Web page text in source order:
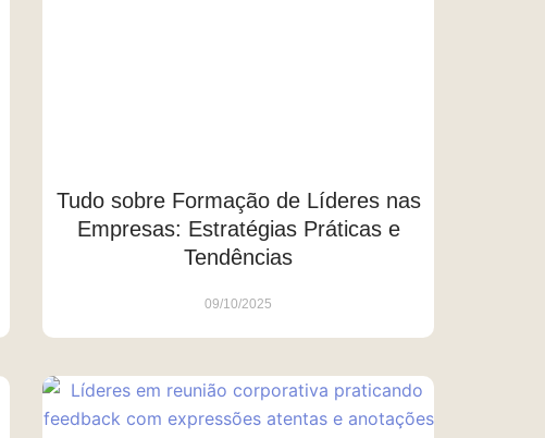
Tudo sobre Formação de Líderes nas
Empresas: Estratégias Práticas e
Tendências
09/10/2025